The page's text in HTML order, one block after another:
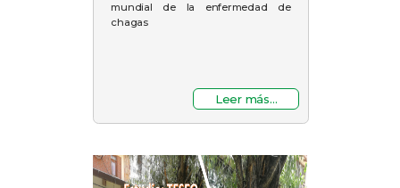
mundial de la enfermedad de
chagas
Leer más...